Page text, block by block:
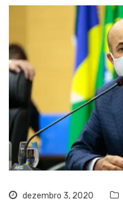
dezembro 3, 2020